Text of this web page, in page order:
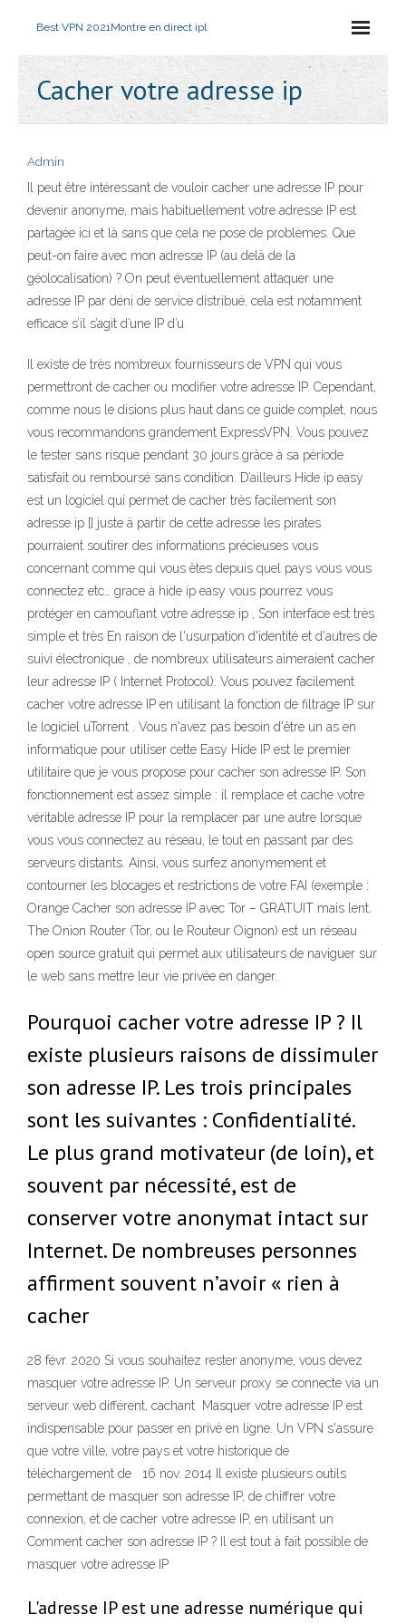
Best VPN 2021Montre en direct ipl
Cacher votre adresse ip
Admin
Il peut être intéressant de vouloir cacher une adresse IP pour
devenir anonyme, mais habituellement votre adresse IP est
partagée ici et là sans que cela ne pose de problèmes. Que
peut-on faire avec mon adresse IP (au delà de la
géolocalisation) ? On peut éventuellement attaquer une
adresse IP par déni de service distribué, cela est notamment
efficace s’il s’agit d’une IP d’u
Il existe de très nombreux fournisseurs de VPN qui vous
permettront de cacher ou modifier votre adresse IP. Cependant,
comme nous le disions plus haut dans ce guide complet, nous
vous recommandons grandement ExpressVPN. Vous pouvez
le tester sans risque pendant 30 jours grâce à sa période
satisfait ou remboursé sans condition. D’ailleurs Hide ip easy
est un logiciel qui permet de cacher très facilement son
adresse ip [] juste à partir de cette adresse les pirates
pourraient soutirer des informations précieuses vous
concernant comme qui vous êtes depuis quel pays vous vous
connectez etc… grace à hide ip easy vous pourrez vous
protéger en camouflant votre adresse ip , Son interface est très
simple et très En raison de l'usurpation d'identité et d'autres de
suivi électronique , de nombreux utilisateurs aimeraient cacher
leur adresse IP ( Internet Protocol). Vous pouvez facilement
cacher votre adresse IP en utilisant la fonction de filtrage IP sur
le logiciel uTorrent . Vous n'avez pas besoin d'être un as en
informatique pour utiliser cette Easy Hide IP est le premier
utilitaire que je vous propose pour cacher son adresse IP. Son
fonctionnement est assez simple : il remplace et cache votre
véritable adresse IP pour la remplacer par une autre lorsque
vous vous connectez au réseau, le tout en passant par des
serveurs distants. Ainsi, vous surfez anonymement et
contourner les blocages et restrictions de votre FAI (exemple :
Orange Cacher son adresse IP avec Tor – GRATUIT mais lent.
The Onion Router (Tor, ou le Routeur Oignon) est un réseau
open source gratuit qui permet aux utilisateurs de naviguer sur
le web sans mettre leur vie privée en danger.
Pourquoi cacher votre adresse IP ? Il
existe plusieurs raisons de dissimuler
son adresse IP. Les trois principales
sont les suivantes : Confidentialité.
Le plus grand motivateur (de loin), et
souvent par nécessité, est de
conserver votre anonymat intact sur
Internet. De nombreuses personnes
affirment souvent n’avoir « rien à
cacher
28 févr. 2020 Si vous souhaitez rester anonyme, vous devez
masquer votre adresse IP. Un serveur proxy se connecte via un
serveur web différent, cachant Masquer votre adresse IP est
indispensable pour passer en privé en ligne. Un VPN s'assure
que votre ville, votre pays et votre historique de
téléchargement de 16 nov. 2014 Il existe plusieurs outils
permettant de masquer son adresse IP, de chiffrer votre
connexion, et de cacher votre adresse IP, en utilisant un
Comment cacher son adresse IP ? Il est tout à fait possible de
masquer votre adresse IP
L'adresse IP est une adresse numérique qui